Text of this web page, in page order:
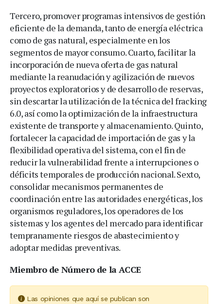
Tercero, promover programas intensivos de gestión
eficiente de la demanda, tanto de energía eléctrica
como de gas natural, especialmente en los
segmentos de mayor consumo. Cuarto, facilitar la
incorporación de nueva oferta de gas natural
mediante la reanudación y agilización de nuevos
proyectos exploratorios y de desarrollo de reservas,
sin descartar la utilización de la técnica del fracking
6.0, así como la optimización de la infraestructura
existente de transporte y almacenamiento. Quinto,
fortalecer la capacidad de importación de gas y la
flexibilidad operativa del sistema, con el fin de
reducir la vulnerabilidad frente a interrupciones o
déficits temporales de producción nacional. Sexto,
consolidar mecanismos permanentes de
coordinación entre las autoridades energéticas, los
organismos reguladores, los operadores de los
sistemas y los agentes del mercado para identificar
tempranamente riesgos de abastecimiento y
adoptar medidas preventivas.
Miembro de Número de la ACCE
Las opiniones que aquí se publican son